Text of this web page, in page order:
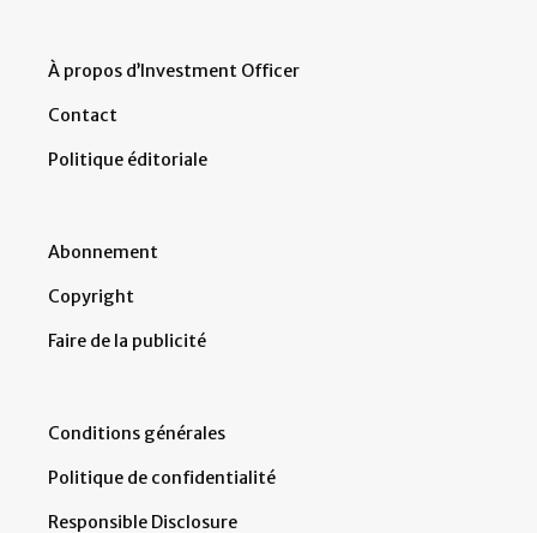
À propos d’Investment Officer
Contact
Politique éditoriale
Abonnement
Copyright
Faire de la publicité
Conditions générales
Politique de confidentialité
Responsible Disclosure